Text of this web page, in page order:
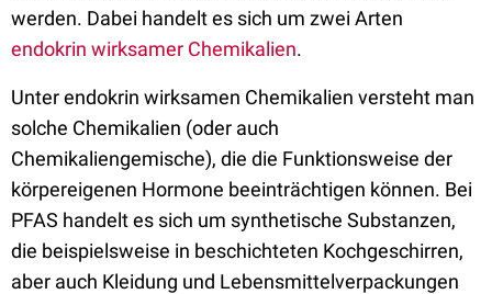
werden. Dabei handelt es sich um zwei Arten
endokrin wirksamer Chemikalien.
Unter endokrin wirksamen Chemikalien versteht man
solche Chemikalien (oder auch
Chemikaliengemische), die die Funktionsweise der
körpereigenen Hormone beeinträchtigen können. Bei
PFAS handelt es sich um synthetische Substanzen,
die beispielsweise in beschichteten Kochgeschirren,
aber auch Kleidung und Lebensmittelverpackungen